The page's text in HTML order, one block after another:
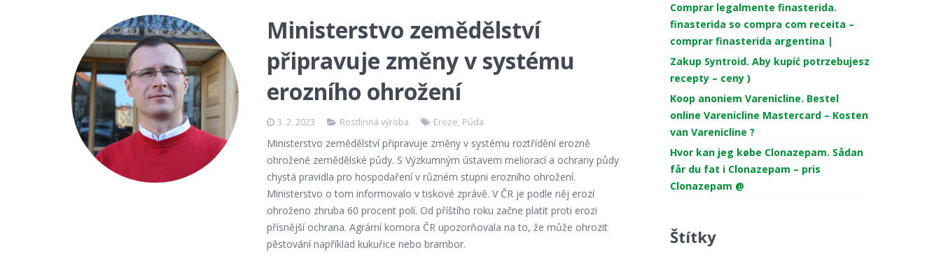
Ministerstvo zemědělství
připravuje změny v systému
erozního ohrožení
3. 2. 2023 Rostlinná výroba Eroze, Půda
Ministerstvo zemědělství připravuje změny v systému roztřídění erozně
ohrožené zemědělské půdy. S Výzkumným ústavem meliorací a ochrany půdy
chystá pravidla pro hospodaření v různém stupni erozního ohrožení.
Ministerstvo o tom informovalo v tiskové zprávě. V ČR je podle něj erozí
ohroženo zhruba 60 procent polí. Od příštího roku začne platit proti erozi
přísnější ochrana. Agrární komora ČR upozorňovala na to, že může ohrozit
pěstování například kukuřice nebo brambor.
Comprar legalmente finasterida.
finasterida so compra com receita –
comprar finasterida argentina |
Zakup Syntroid. Aby kupić potrzebujesz
recepty – ceny )
Koop anoniem Varenicline. Bestel
online Varenicline Mastercard – Kosten
van Varenicline ?
Hvor kan jeg købe Clonazepam. Sådan
får du fat i Clonazepam – pris
Clonazepam @
Štítky